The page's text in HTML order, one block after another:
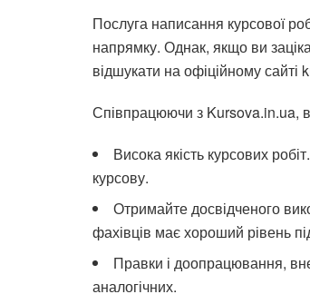
Послуга написання курсової
напрямку. Однак, якщо ви
відшукати на офіційному
Співпрацюючи з Kursova.in.ua,
Висока якість курсових
курсову.
Отримайте досвідченого
фахівців має хороший рівень
Правки і доопрацювання,
аналогічних.